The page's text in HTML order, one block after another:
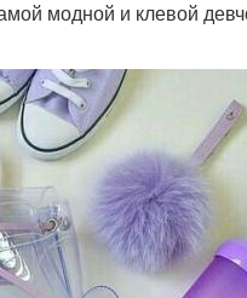
модной и клевой